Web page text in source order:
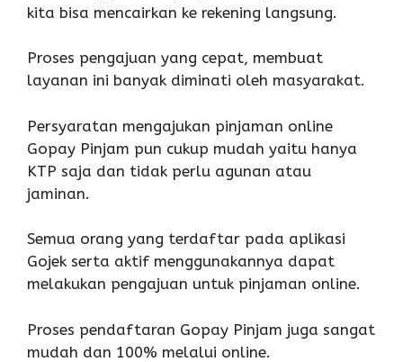
kita bisa mencairkan ke rekening langsung.
Proses pengajuan yang cepat, membuat
layanan ini banyak diminati oleh masyarakat.
Persyaratan mengajukan pinjaman online
Gopay Pinjam pun cukup mudah yaitu hanya
KTP saja dan tidak perlu agunan atau
jaminan.
Semua orang yang terdaftar pada aplikasi
Gojek serta aktif menggunakannya dapat
melakukan pengajuan untuk pinjaman online.
Proses pendaftaran Gopay Pinjam juga sangat
mudah dan 100% melalui online.